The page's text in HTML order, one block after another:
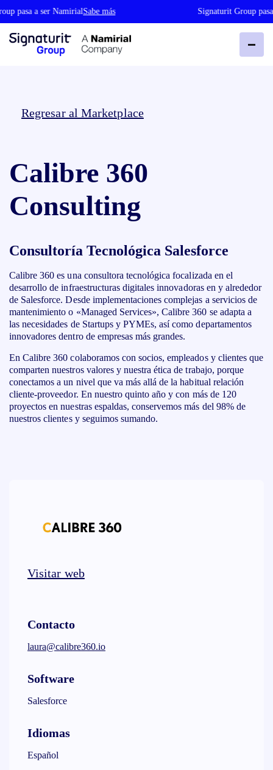
pasa a ser NamirialSabe más Signaturit Group
Regresar al Marketplace
Calibre 360
Consulting
Consultoría Tecnológica Salesforce
Calibre 360 es una consultora tecnológica focalizada en el
desarrollo de infraestructuras digitales innovadoras en y alrededor
de Salesforce. Desde implementaciones complejas a servicios de
mantenimiento o «Managed Services», Calibre 360 se adapta a
las necesidades de Startups y PYMEs, así como departamentos
innovadores dentro de empresas más grandes.
En Calibre 360 colaboramos con socios, empleados y clientes que
comparten nuestros valores y nuestra ética de trabajo, porque
conectamos a un nivel que va más allá de la habitual relación
cliente-proveedor. En nuestro quinto año y con más de 120
proyectos en nuestras espaldas, conservemos más del 98% de
nuestros clientes y seguimos sumando.
Visitar web
Contacto
laura@calibre360.io
Software
Salesforce
Idiomas
Español